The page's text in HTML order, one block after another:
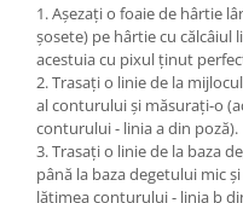
1. Așezați o foaie de hârtie
șosete) pe hârtie cu
acestuia cu pixul ținut
2. Trasați o linie de la
al conturului și măsurați-o
conturului - linia a din poză).
3. Trasați o linie de la baza
până la baza degetului mic
lățimea conturului - linia b